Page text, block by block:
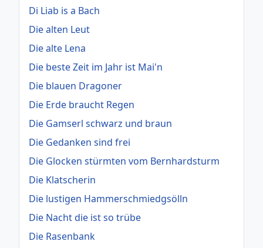
Di Liab is a Bach
Die alten Leut
Die alte Lena
Die beste Zeit im Jahr ist Mai'n
Die blauen Dragoner
Die Erde braucht Regen
Die Gamserl schwarz und braun
Die Gedanken sind frei
Die Glocken stürmten vom Bernhardsturm
Die Klatscherin
Die lustigen Hammerschmiedgsölln
Die Nacht die ist so trübe
Die Rasenbank